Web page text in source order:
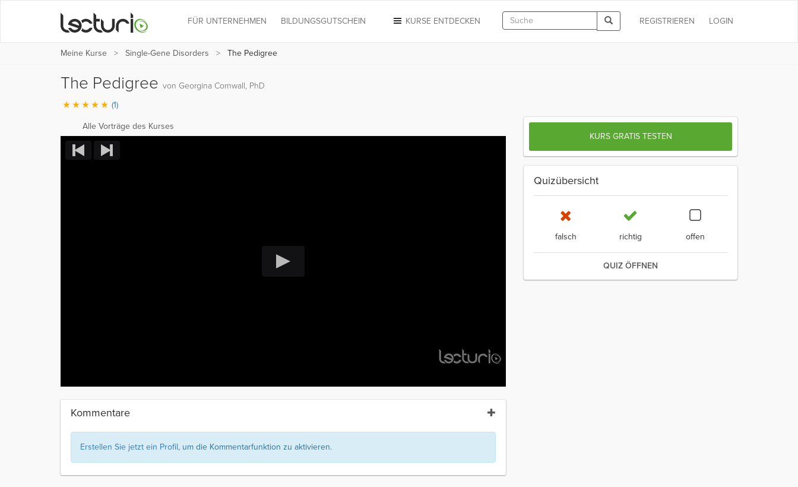
LOGIN
REGISTRIEREN
KURSE ENTDECKEN
FÜR UNTERNEHMEN BILDUNGSGUTSCHEIN
Meine Kurse Single-Gene Disorders The Pedigree
The Pedigree von Georgina Cornwall, PhD
(1)
Alle Vorträge des Kurses
Kommentare
Erstellen Sie jetzt ein Profil, um die Kommentarfunktion zu aktivieren.
KURS GRATIS TESTEN
Quizübersicht
falsch richtig offen
QUIZ ÖFFNEN